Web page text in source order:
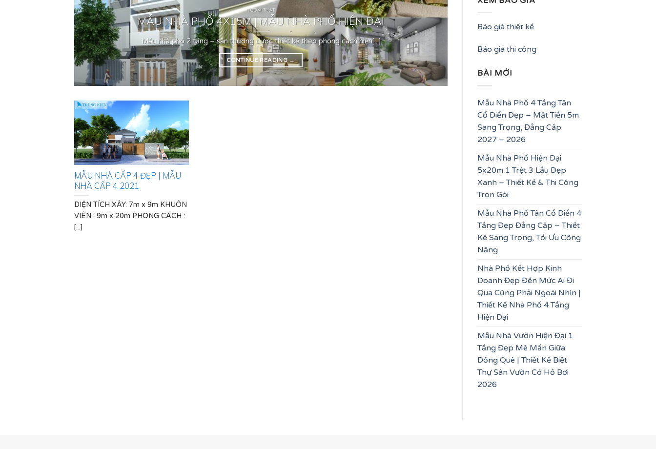
NGOẠI THẤT
MẪU NHÀ PHỐ 4X15M | MẪU NHÀ PHỐ HIỆN ĐẠI
Mẫu nhà phố 2 tầng – sân thượng được thiết kế theo phong cách hiện[...]
CONTINUE READING→
MẪU NHÀ CẤP 4 ĐẸP | MẪU
NHÀ CẤP 4 2021
DIỆN TÍCH XÂY: 7m x 9m KHUÔN
VIÊN : 9m x 20m PHONG CÁCH :
[...]
Báo giá thiết kế
Báo giá thi công
BÀI MỚI
Mẫu Nhà Phố 4 Tầng Tân
Cổ Điển Đẹp – Mặt Tiền 5m
Sang Trọng, Đẳng Cấp
2027 – 2026
Mẫu Nhà Phố Hiện Đại
5x20m 1 Trệt 3 Lầu Đẹp
Xanh – Thiết Kế & Thi Công
Trọn Gói
Mẫu Nhà Phố Tân Cổ Điển 4
Tầng Đẹp Đẳng Cấp – Thiết
Kế Sang Trọng, Tối Ưu Công
Năng
Nhà Phố Kết Hợp Kinh
Doanh Đẹp Đến Mức Ai Đi
Qua Cũng Phải Ngoái Nhìn |
Thiết Kế Nhà Phố 4 Tầng
Hiện Đại
Mẫu Nhà Vườn Hiện Đại 1
Tầng Đẹp Mê Mẩn Giữa
Đồng Quê | Thiết Kế Biệt
Thự Sân Vườn Có Hồ Bơi
2026